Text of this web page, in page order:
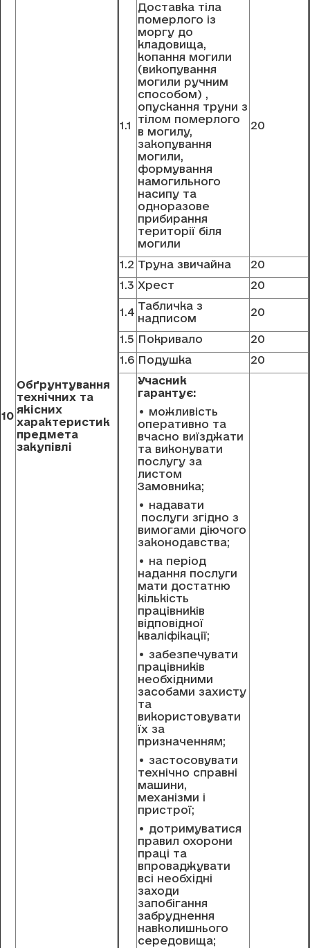
10
Обґрунтування
технічних та
якісних
характеристик
предмета
закупівлі
1.1
Доставка тіла
померлого із
моргу до
кладовища,
копання могили
(викопування
могили ручним
способом) ,
опускання труни з
тілом померлого
в могилу,
закопування
могили,
формування
намогильного
насипу та
одноразове
прибирання
території біля
могили
20
1.2 Труна звичайна
20
1.3 Хрест 20
1.4 Табличка з
надписом
20
1.5 Покривало
20
1.6 Подушка
20
Учасник
гарантує:
• можливість
оперативно та
вчасно виїзджати
та виконувати
послугу за
листом
Замовника;
• надавати
послуги згідно з
вимогами діючого
законодавства;
• на період
надання послуги
мати достатню
кількість
працівників
відповідної
кваліфікації;
• забезпечувати
працівників
необхідними
засобами захисту
та
використовувати
їх за
призначенням;
• застосовувати
технічно справні
машини,
механізми і
пристрої;
• дотримуватися
правил охорони
праці та
впроваджувати
всі необхідні
заходи
запобігання
забруднення
навколишнього
середовища;